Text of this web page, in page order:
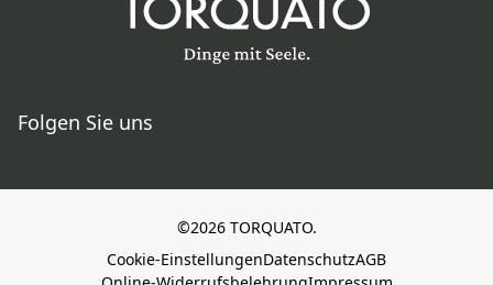
Folgen Sie uns
©2026 TORQUATO.
Cookie-EinstellungenDatenschutzAGB